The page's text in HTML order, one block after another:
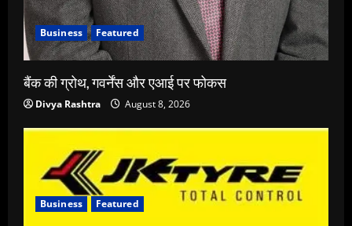
Business Featured
बैंक की ग्रोथ, गवर्नेंस और एआई पर फोकस
Divya Rashtra August 8, 2026
Business Featured